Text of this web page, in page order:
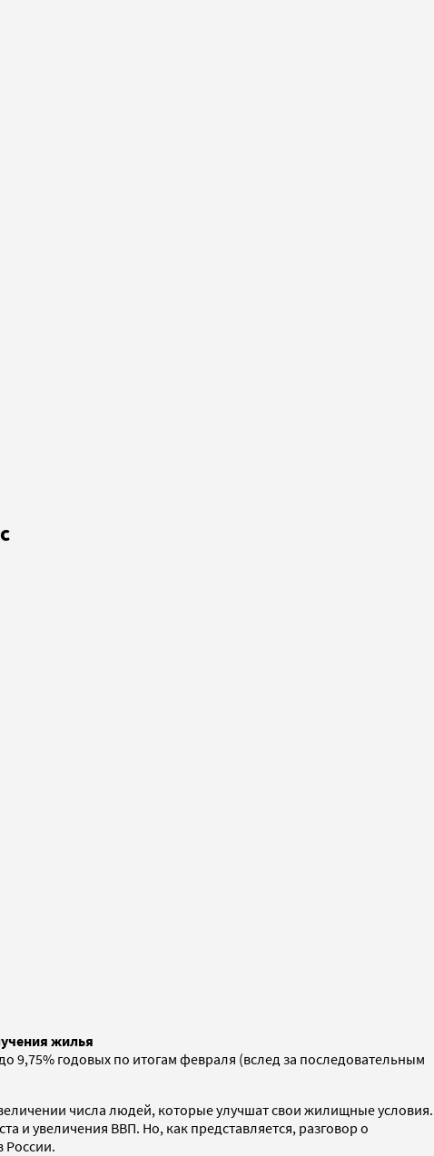
жилья
9,75% годовых по итогам февраля (вслед за последовательным
числа людей, которые улучшат свои жилищные условия.
и увеличения ВВП. Но, как представляется, разговор о
России.